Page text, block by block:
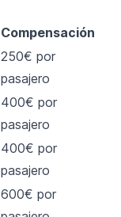
Compensación
250€ por
pasajero
400€ por
pasajero
400€ por
pasajero
600€ por